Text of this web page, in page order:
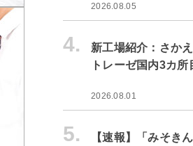
2026.08.05
4.
新工場紹介：さか
トレーゼ国内3カ
2026.08.01
5.
【速報】「みそき